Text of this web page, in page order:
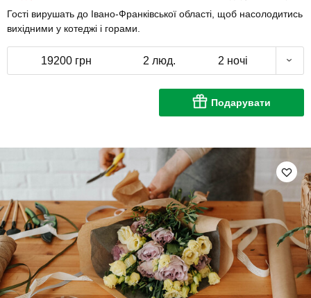
Гості вирушать до Івано-Франківської області, щоб насолодитись
вихідними у котеджі і горами.
19200 грн 2 люд. 2 ночі
Подарувати